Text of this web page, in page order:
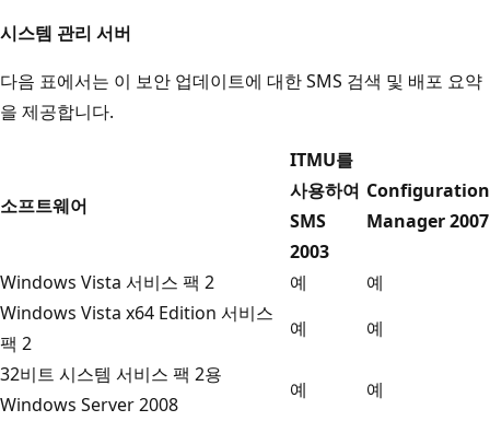
시스템 관리 서버
다음 표에서는 이 보안 업데이트에 대한 SMS 검색 및 배포 요약
을 제공합니다.
소프트웨어
ITMU를
사용하여
SMS
2003
Configuration
Manager 2007
Windows Vista 서비스 팩 2 예
예
Windows Vista x64 Edition 서비스
팩 2
예
예
32비트 시스템 서비스 팩 2용
Windows Server 2008
예
예